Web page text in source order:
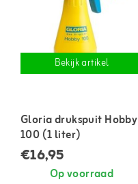
Bekijk artikel
Gloria drukspuit Hobby
100 (1 liter)
€16,95
Op voorraad